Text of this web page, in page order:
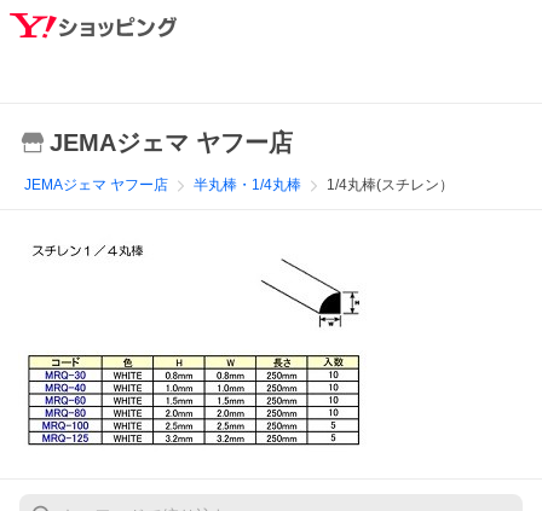
JEMAジェマ ヤフー店
JEMAジェマ ヤフー店 半丸棒・1/4丸棒 1/4丸棒(スチレン）